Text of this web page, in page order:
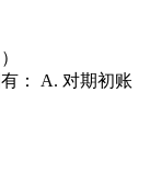
： A. 对期初账